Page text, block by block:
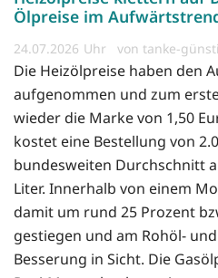
Ölpreise im
24.07.2026 von tanke-
Die Heizölpreise haben den
aufgenommen und zum
wieder die Marke von 1,50
kostet eine Bestellung von
bundesweiten Durchschnitt
Liter. Innerhalb von einem
damit um rund 25 Prozent
gestiegen und am Rohöl-
Besserung in Sicht. Die